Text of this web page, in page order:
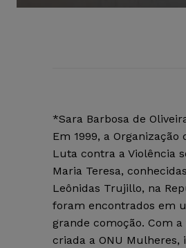
*Sara Barbosa de
Em 1999, a
Luta contra a Violência
Maria Teresa,
Leônidas Trujillo, na
foram encontrados em
grande comoção. Com
criada a ONU